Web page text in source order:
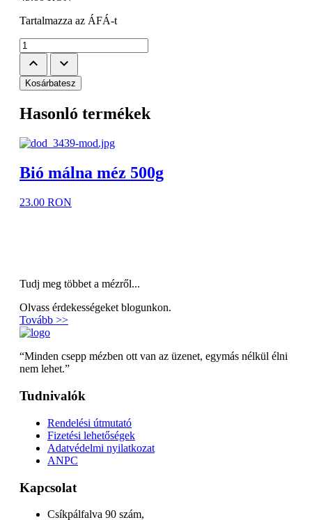
Tartalmazza az ÁFÁ-t
keyboard_arrow_up keyboard_arrow_down
Kosárbatesz
Hasonló termékek
Bió málna méz 500g
23.00 RON
Tudj meg többet a mézről...
Olvass érdekességeket blogunkon.
Tovább >>
“Minden csepp mézben ott van az üzenet, egymás nélkül élni
nem lehet.”
Tudnivalók
Rendelési útmutató
Fizetési lehetőségek
Adatvédelmi nyilatkozat
ANPC
Kapcsolat
Csíkpálfalva 90 szám,